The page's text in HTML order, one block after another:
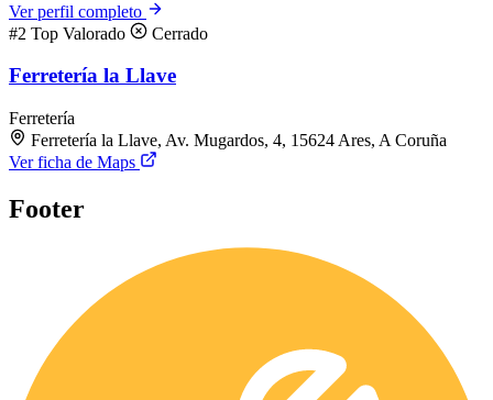
Ver perfil completo
#2 Top Valorado Cerrado
Ferretería la Llave
Ferretería
Ferretería la Llave, Av. Mugardos, 4, 15624 Ares, A Coruña
Ver ficha de Maps
Footer